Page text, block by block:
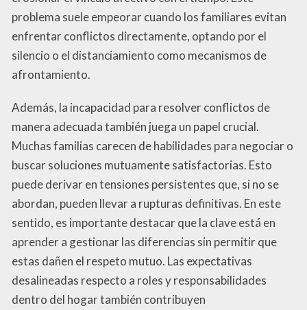
problema suele empeorar cuando los familiares evitan
enfrentar conflictos directamente, optando por el
silencio o el distanciamiento como mecanismos de
afrontamiento.
Además, la incapacidad para resolver conflictos de
manera adecuada también juega un papel crucial.
Muchas familias carecen de habilidades para negociar o
buscar soluciones mutuamente satisfactorias. Esto
puede derivar en tensiones persistentes que, si no se
abordan, pueden llevar a rupturas definitivas. En este
sentido, es importante destacar que la clave está en
aprender a gestionar las diferencias sin permitir que
estas dañen el respeto mutuo. Las expectativas
desalineadas respecto a roles y responsabilidades
dentro del hogar también contribuyen